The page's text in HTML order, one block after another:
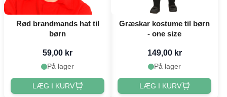
Rød brandmands hat til
børn
59,00 kr
På lager
LÆG I KURV
Græskar kostume til børn
- one size
149,00 kr
På lager
LÆG I KURV